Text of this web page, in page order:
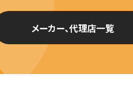
メーカー、代理店一覧